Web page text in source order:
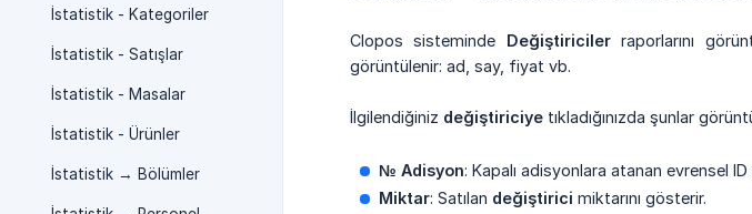
İstatistik - Kategoriler
İstatistik - Satışlar
İstatistik - Masalar
İstatistik - Ürünler
İstatistik → Bölümler
Clopos sisteminde Değiştiricilerraporlarını
görüntülenir: ad, say, fiyat vb.
İlgilendiğiniz değiştiriciye tıkladığınızda şunlar
№ Adisyon: Kapalı adisyonlara atanan evrensel ID
Miktar: Satılan değiştirici miktarını gösterir.